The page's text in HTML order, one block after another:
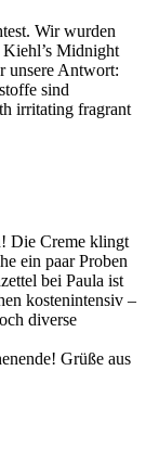
Wir wurden
Kiehl’s Midnight
unsere Antwort:
sind
irritating fragrant
Die Creme klingt
ein paar Proben
bei Paula ist
kostenintensiv –
diverse
Grüße aus